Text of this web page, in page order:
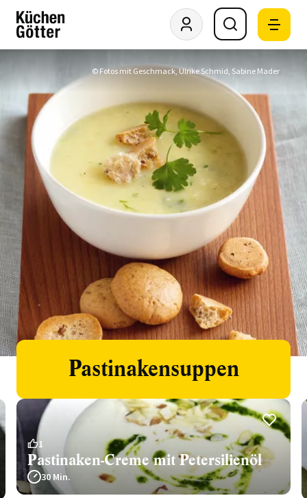
© Fotos mit Geschmack, Ulrike Schmid, Sabine Mader
Pastinakensuppen
1
Pastinaken-Creme mit Petersilienöl
30 Min.